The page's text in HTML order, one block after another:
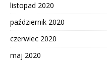
listopad 2020
październik 2020
czerwiec 2020
maj 2020